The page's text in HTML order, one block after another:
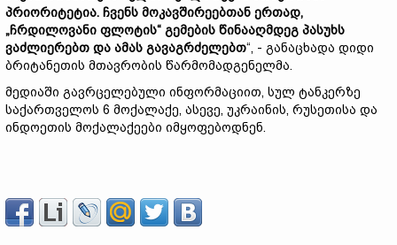
პრიორიტეტია. ჩვენს მოკავშირეებთან ერთად,
„ჩრდილოვანი ფლოტის“ გემების წინააღმდეგ პასუხს
ვაძლიერებთ და ამას გავაგრძელებთ“, - განაცხადა დიდი
ბრიტანეთის მთავრობის წარმომადგენელმა.
მედიაში გავრცელებული ინფორმაციით, სულ ტანკერზე
საქართველოს 6 მოქალაქე, ასევე, უკრაინის, რუსეთისა და
ინდოეთის მოქალაქეები იმყოფებოდნენ.